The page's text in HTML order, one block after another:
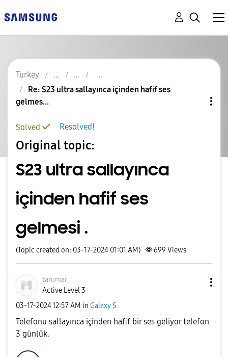
Turkey
Re: S23 ultra sallayınca içinden hafif ses
gelmes...
Resolved!
Solved
Original topic:
S23 ultra sallayınca
içinden hafif ses
gelmesi .
(Topic created on: 03-17-2024 01:01 AM) 699 Views
tarumar
Active Level 3
‎03-17-202412:57 AM in Galaxy S
Telefonu sallayınca içinden hafif bir ses geliyor telefon
3 günlük.